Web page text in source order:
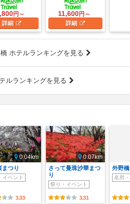
円～
詳細
11,600円～
詳細
ホテルランキングを見る
ルランキングを見る
0.04km
まつり
イベント
3.33
0.07km
さって曼珠沙華まつ
り
祭り・イベント
3.31
外野橋
名所